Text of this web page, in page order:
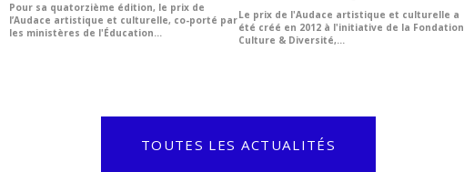
Pour sa quatorzième édition, le prix de
l’Audace artistique et culturelle, co-porté par
les ministères de l'Éducation...
Le prix de l'Audace artistique et culturelle a
été créé en 2012 à l'initiative de la Fondation
Culture & Diversité,...
TOUTES LES ACTUALITÉS